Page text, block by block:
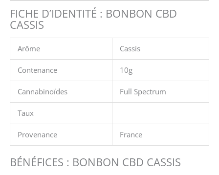
FICHE D’IDENTITÉ : BONBON CBD
CASSIS
Arôme Cassis
Contenance 10g
Cannabinoïdes Full Spectrum
Taux
Provenance France
BÉNÉFICES : BONBON CBD CASSIS